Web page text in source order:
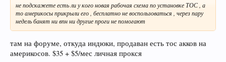
не подскажете есть ли у кого новая рабочая схема по установке ТОС , а
то америкосы прикрыли его , бесплатно не воспользоваться , через пару
недель банят ни впн ни другие проги не помогают
там на форуме, откуда индюки, продаван есть тос акков на
америкосов. $35 + $5/мес личная прокся